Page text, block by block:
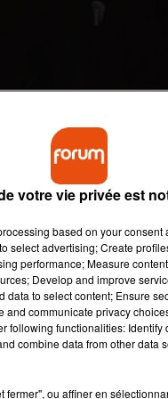
rassemble les
par Michael
les temps.
être replongé dans
Richie pour récolter
Bruce Springsteen, Billy
de tous les
votre vie privée est
based on your
select advertising; Create
performance; Measure
Develop and improve
to select content; Ensure
communicate privacy
following functionalities:
combine data from other data
ou affiner en